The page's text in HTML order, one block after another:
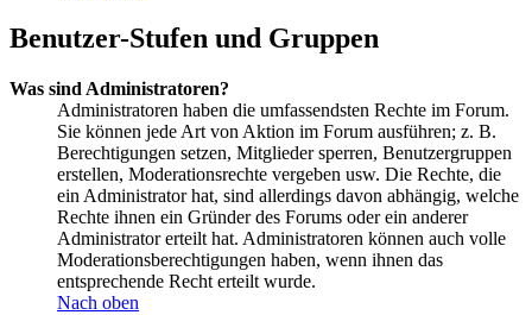
Benutzer-Stufen und Gruppen
Was sind Administratoren?
Administratoren haben die umfassendsten Rechte im Forum.
Sie können jede Art von Aktion im Forum ausführen; z. B.
Berechtigungen setzen, Mitglieder sperren, Benutzergruppen
erstellen, Moderationsrechte vergeben usw. Die Rechte, die
ein Administrator hat, sind allerdings davon abhängig, welche
Rechte ihnen ein Gründer des Forums oder ein anderer
Administrator erteilt hat. Administratoren können auch volle
Moderationsberechtigungen haben, wenn ihnen das
entsprechende Recht erteilt wurde.
Nach oben